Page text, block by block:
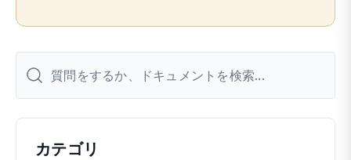
カテゴリ